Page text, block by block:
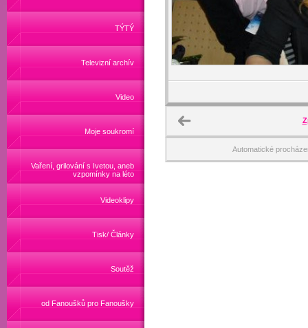
TÝTÝ
Televizní archív
Video
Moje soukromí
Vaření, grilování s Ivetou, aneb
vzpomínky na léto
Videoklipy
Tisk/ Články
Soutěž
od Fanoušků pro Fanoušky
Automatické